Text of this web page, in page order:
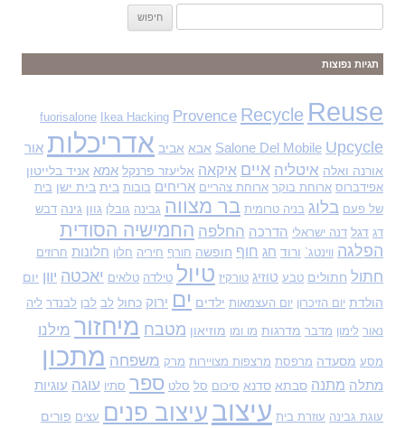
פ
ו
:
תגיות נפוצות
fuorisalone Ikea Hacking Provence Recycle Reuse
Salone Del Mobile Upcycle אבא אביב אדריכלות אור
אורנה ואלה איטליה איים איקאה אליעזר פרנקל אמא אניד בלייטון
אפידברוס ארוחת בוקר ארוחת צהריים אריחים בובות בית בית ישן בית
של פעם בלוג בניה טרומית בר מצווה גבינה גובלן גוון גינה דבש
דג דגל דנה ישראלי הדרכה החלפה החמישיה הסודית
הפלגה ווינטג` ורוד חג חוף חופשה חורף חיריה חלון חלונות חרוזים
חתול חתולים טבע טוזיג טורקיז טיול טילדה טלאים יאכטה יוון יום
הולדת יום הזיכרון יום העצמאות ילדים ים ירוק כחול לב לבן לבנדר ליה
נאור לימון מדבר מדרגות מו ומו מוזיאון מטבח מיחזור מילנו
מסע מסעדה מרפסת מרצפות מצויירות מרק משפחה מתכון
מתלה מתנה סבתא סדנא סיכום סל סלט ספר סתיו עוגה עוגיות
עוגת גבינה עוזרת בית עיצוב עיצוב פנים עצים פורים